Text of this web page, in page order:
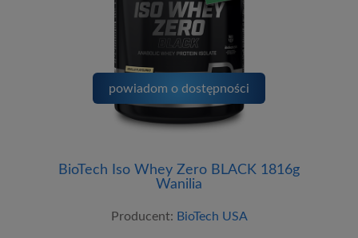
BioTech Iso Whey Zero BLACK 1816g
Wanilia
Producent: BioTech USA
powiadom o dostępności